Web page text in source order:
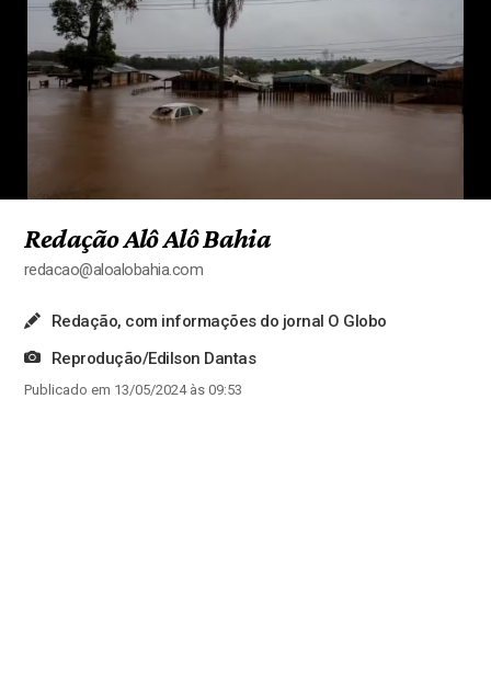
Redação Alô Alô Bahia
redacao@aloalobahia.com
Redação, com informações do jornal O Globo
Reprodução/Edilson Dantas
Publicado em 13/05/2024 às 09:53